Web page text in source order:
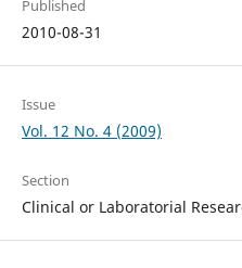
Published
2010-08-31
Issue
Vol. 12 No. 4 (2009)
Section
Clinical or Laboratorial